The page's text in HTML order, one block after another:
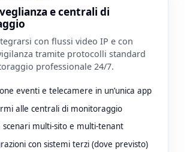
e centrali di
con flussi video IP e con
tramite protocolli standard
professionale 24/7.
eventi e telecamere in un’unica app
alle centrali di monitoraggio
scenari multi-sito e multi-tenant
con sistemi terzi (dove previsto)